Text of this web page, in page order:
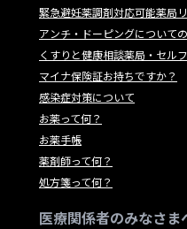
緊急避妊薬調剤対応可能薬局
アンチ・ドーピングについて
くすりと健康相談薬局・セル
マイナ保険証お持ちですか？
感染症対策について
お薬って何？
お薬手帳
薬剤師って何？
処方箋って何？
医療関係者のみなさま